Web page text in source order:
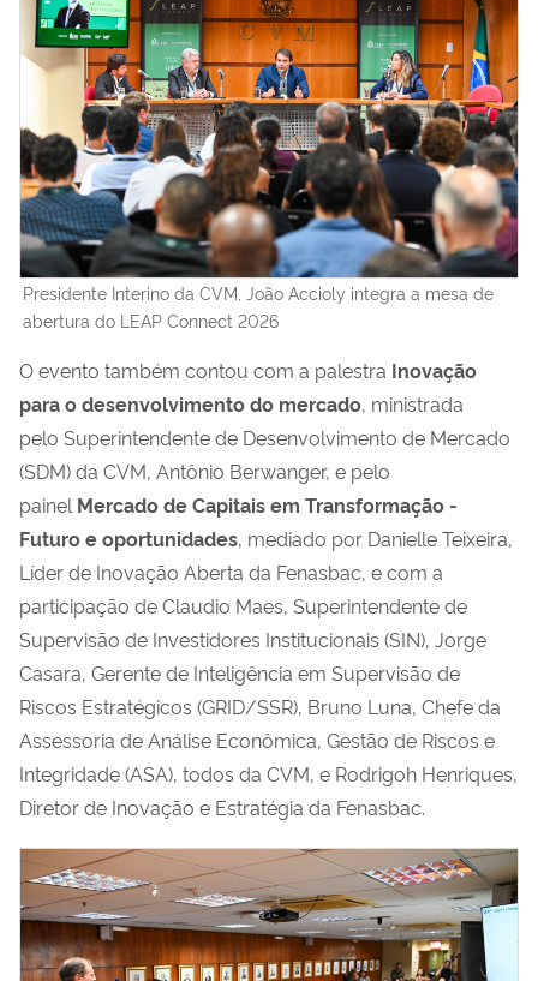
Presidente Interino da CVM, João Accioly integra a mesa de
abertura do LEAP Connect 2026
O evento também contou com a palestra Inovação
para o desenvolvimento do mercado, ministrada
pelo Superintendente de Desenvolvimento de Mercado
(SDM) da CVM, Antônio Berwanger, e pelo
painel Mercado de Capitais em Transformação -
Futuro e oportunidades, mediado por Danielle Teixeira,
Líder de Inovação Aberta da Fenasbac, ecom a
participação de Claudio Maes, Superintendente de
Supervisão de Investidores Institucionais (SIN), Jorge
Casara, Gerente de Inteligência em Supervisão de
Riscos Estratégicos (GRID/SSR), Bruno Luna, Chefe da
Assessoria de Análise Econômica, Gestão de Riscos e
Integridade (ASA), todos da CVM, e Rodrigoh Henriques,
Diretor de Inovação e Estratégia da Fenasbac.